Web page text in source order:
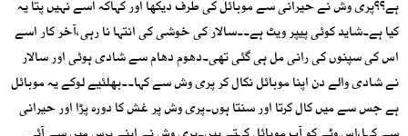
ہے؟؟پری وش نے حیرانی سے موبائل کی طرف دیکھا اور کہاکہ اسے نہیں پتا یہ
کیا ہے۔شاید کوئی پیپر ویٹ ہے۔۔سالار کی خوشی کی انتہا نا رہی،آخر کار اسے
اس کی سپنوں کی رانی مل ہی گئی تھی۔دھوم دھام سے شادی ہوئی اور سالار
نے شادی والے دن اپنا موبائل نکال کر پری وش سے کہا۔۔بھلئیے لوکے یہ موبائل
ہے جس سے میں کال کرتا اور سنتا ہوں۔پری وش پر غش کا دورہ پڑا اور حیرانی